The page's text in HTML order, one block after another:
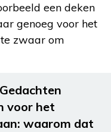
een deken
genoeg voor het
zwaar om
Gedachten
voor het
waarom dat